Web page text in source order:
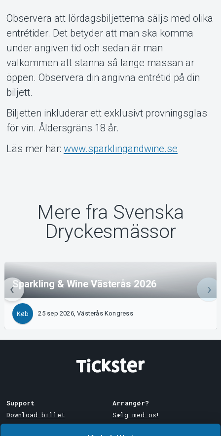
Observera att lördagsbiljetterna säljs med olika
entrétider. Det betyder att man ska komma
under angiven tid och sedan är man
välkommen att stanna så länge mässan är
öppen. Observera din angivna entrétid på din
biljett.
Biljetten inkluderar ett exklusivt provningsglas
för vin. Åldersgräns 18 år.
Läs mer här: www.sparklingandwine.se
Mere fra Svenska
Dryckesmässor
Sparkling & Wine Västerås 2026
Køb 25 sep 2026, Västerås Kongress
Support
Download billet
Arrangør?
Sælg med os!